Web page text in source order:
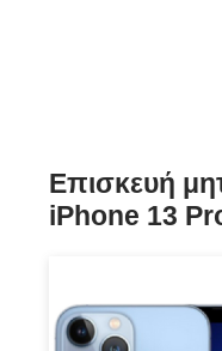
Επισκευή
iPhone 13